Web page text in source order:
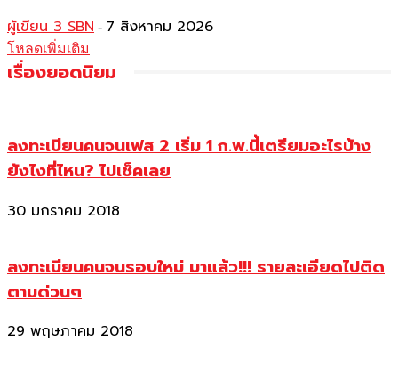
ผู้เขียน 3 SBN - 7 สิงหาคม 2026
โหลดเพิ่มเติม
เรื่องยอดนิยม
ลงทะเบียนคนจนเฟส 2 เริ่ม 1 ก.พ.นี้เตรียมอะไรบ้าง
ยังไงที่ไหน? ไปเช็คเลย
30 มกราคม 2018
ลงทะเบียนคนจนรอบใหม่ มาแล้ว!!! รายละเอียดไปติด
ตามด่วนๆ
29 พฤษภาคม 2018